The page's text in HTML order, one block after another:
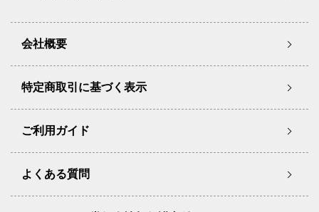
会社概要
特定商取引に基づく表示
ご利用ガイド
よくある質問